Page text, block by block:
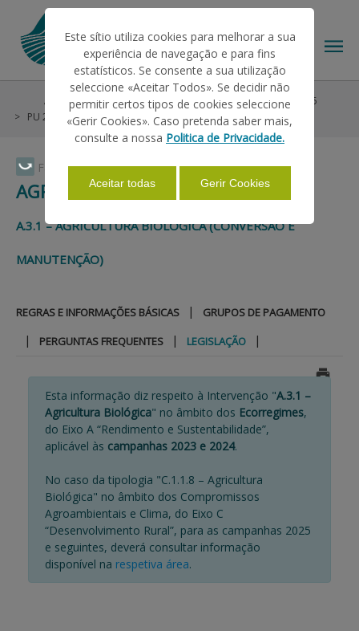
Faça Swipe para ver o menu
O IFAP
AJUDAS/APOIOS
INFORMAÇÕES
PAGAMENTOS
APOIO AO BENEFICIÁRIO
Entrar / Registar
Ajudas/Apoios Ajudas no Pedido Único
Pré-PU 2025
PU 2023-2024
Agricultura Biológica A.3.1 Legislação
AGRICULTURA BIOLÓGICA A.3.1
A.3.1 – AGRICULTURA BIOLÓGICA (CONVERSÃO E
MANUTENÇÃO)
REGRAS E INFORMAÇÕES BÁSICAS | GRUPOS DE PAGAMENTO
| PERGUNTAS FREQUENTES | LEGISLAÇÃO |
Esta informação diz respeito à Intervenção "A.3.1 –
Agricultura Biológica" no âmbito dos Ecorregimes,
do Eixo A “Rendimento e Sustentabilidade”,
aplicável às campanhas 2023 e 2024.
No caso da tipologia "C.1.1.8 – Agricultura
Biológica" no âmbito dos Compromissos
Agroambientais e Clima, do Eixo C
“Desenvolvimento Rural”, para as campanhas 2025
e seguintes, deverá consultar informação
disponível na respetiva área.
Este sítio utiliza cookies para melhorar a sua
experiência de navegação e para fins
estatísticos. Se consente a sua utilização
seleccione «Aceitar Todos». Se decidir não
permitir certos tipos de cookies seleccione
«Gerir Cookies». Caso pretenda saber mais,
consulte a nossa Politica de Privacidade.
Aceitar todas Gerir Cookies